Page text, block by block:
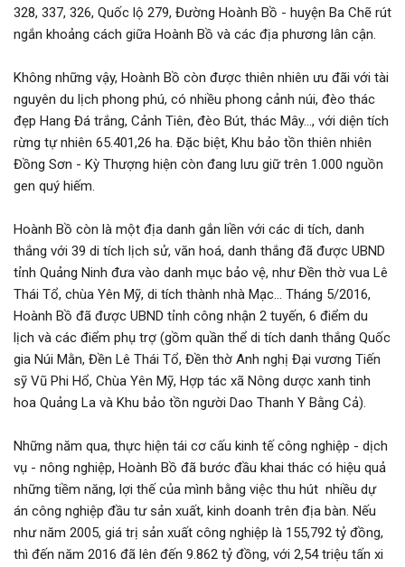
Thỏa Thuận Sử Dụng
Đăng ký
VN
ĐĂNG BÁN
328, 337, 326, Quốc lộ 279, Đường Hoành Bồ - huyện Ba Chẽ rút
ngắn khoảng cách giữa Hoành Bồ và các địa phương lân cận.
Không những vậy, Hoành Bồ còn được thiên nhiên ưu đãi với tài
nguyên du lịch phong phú, có nhiều phong cảnh núi, đèo thác
đẹp Hang Đá trắng, Cảnh Tiên, đèo Bút, thác Mây..., với diện tích
rừng tự nhiên 65.401,26 ha. Đặc biệt, Khu bảo tồn thiên nhiên
Đồng Sơn - Kỳ Thượng hiện còn đang lưu giữ trên 1.000 nguồn
gen quý hiếm.
Hoành Bồ còn là một địa danh gắn liền với các di tích, danh
thắng với 39 di tích lịch sử, văn hoá, danh thắng đã được UBND
tỉnh Quảng Ninh đưa vào danh mục bảo vệ, như Đền thờ vua Lê
Thái Tổ, chùa Yên Mỹ, di tích thành nhà Mạc... Tháng 5/2016,
Hoành Bồ đã được UBND tỉnh công nhận 2 tuyến, 6 điểm du
lịch và các điểm phụ trợ (gồm quần thể di tích danh thắng Quốc
gia Núi Mằn, Đền Lê Thái Tổ, Đền thờ Anh nghị Đại vương Tiến
sỹ Vũ Phi Hổ, Chùa Yên Mỹ, Hợp tác xã Nông dược xanh tinh
hoa Quảng La và Khu bảo tồn người Dao Thanh Y Bằng Cả).
Những năm qua, thực hiện tái cơ cấu kinh tế công nghiệp - dịch
vụ - nông nghiệp, Hoành Bồ đã bước đầu khai thác có hiệu quả
những tiềm năng, lợi thế của mình bằng việc thu hút nhiều dự
án công nghiệp đầu tư sản xuất, kinh doanh trên địa bàn. Nếu
như năm 2005, giá trị sản xuất công nghiệp là 155,792 tỷ đồng,
thì đến năm 2016 đã lên đến 9.862 tỷ đồng, với 2,54 triệu tấn xi